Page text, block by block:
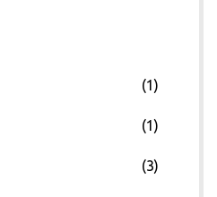
(1)
(1)
(3)